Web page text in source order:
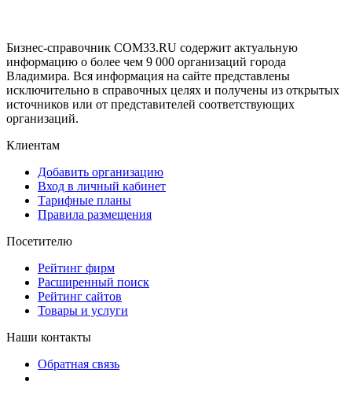
Бизнес-справочник COM33.RU содержит актуальную
информацию о более чем 9 000 организаций города
Владимира. Вся информация на сайте представлены
исключительно в справочных целях и получены из открытых
источников или от представителей соответствующих
организаций.
Клиентам
Добавить организацию
Вход в личный кабинет
Тарифные планы
Правила размещения
Посетителю
Рейтинг фирм
Расширенный поиск
Рейтинг сайтов
Товары и услуги
Наши контакты
Обратная связь